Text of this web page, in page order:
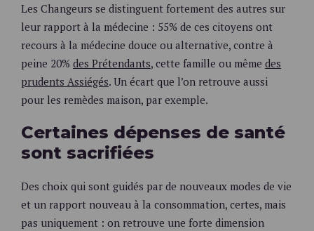
Les Changeurs se distinguent fortement des autres sur
leur rapport à la médecine : 55% de ces citoyens ont
recours à la médecine douce ou alternative, contre à
peine 20% des Prétendants, cette famille ou même des
prudents Assiégés. Un écart que l’on retrouve aussi
pour les remèdes maison, par exemple.
Certaines dépenses de santé
sont sacrifiées
Des choix qui sont guidés par de nouveaux modes de vie
et un rapport nouveau à la consommation, certes, mais
pas uniquement : on retrouve une forte dimension